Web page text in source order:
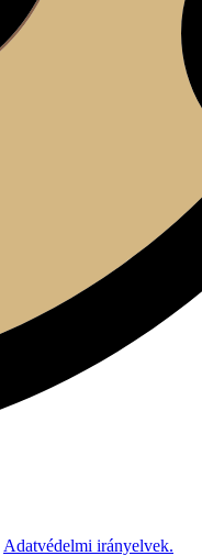
Adatvédelmi irányelvek.